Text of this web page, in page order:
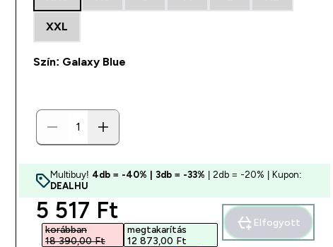
XXL
Szín: Galaxy Blue
Multibuy! 4db = -40% | 3db = -33% | 2db = -20% | Kupon:
DEALHU
discounted price
5 517 Ft‎
korábban
18 390,00 Ft‎
megtakarítás
12 873,00 Ft‎
Elfogyott